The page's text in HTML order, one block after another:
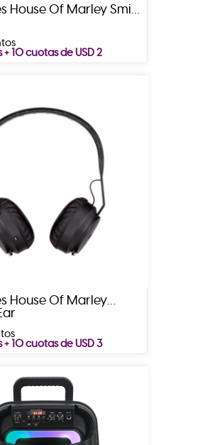
House Of Marley Smile
10 cuotas de USD 2
House Of Marley
10 cuotas de USD 3